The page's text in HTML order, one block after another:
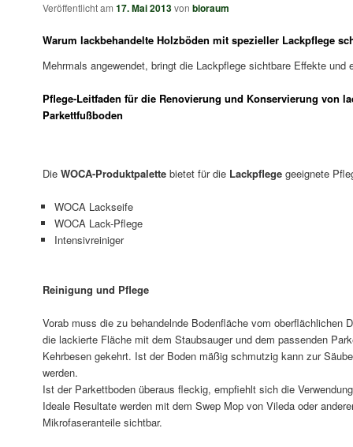
Veröffentlicht am 17. Mai 2013von bioraum
Warum lackbehandelte Holzböden mit spezieller Lackpflege
Mehrmals angewendet, bringt die Lackpflege sichtbare Effekte und
Pflege-Leitfaden für die Renovierung und Konservierung von
Parkettfußboden
Die WOCA-Produktpalettebietet für die Lackpflegegeeignete
WOCA Lackseife
WOCA Lack-Pflege
Intensivreiniger
Reinigung und Pflege
Vorab muss die zu behandelnde Bodenfläche vom oberflächlichen
die lackierte Fläche mit dem Staubsauger und dem passenden
Kehrbesen gekehrt. Ist der Boden mäßig schmutzig kann zur
werden.
Ist der Parkettboden überaus fleckig, empfiehlt sich die
Ideale Resultate werden mit dem Swep Mop von Vileda oder
Mikrofaseranteile sichtbar.